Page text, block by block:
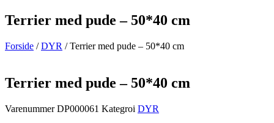
Terrier med pude – 50*40 cm
Forside /DYR / Terrier med pude – 50*40 cm
Terrier med pude – 50*40 cm
VarenummerDP000061 Kategroi DYR